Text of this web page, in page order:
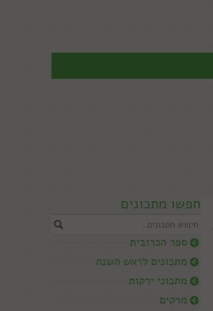
חפשו מתכונים
ספר הכרובית
מתכונים לראש השנה
מתכוני ירקות
מרקים